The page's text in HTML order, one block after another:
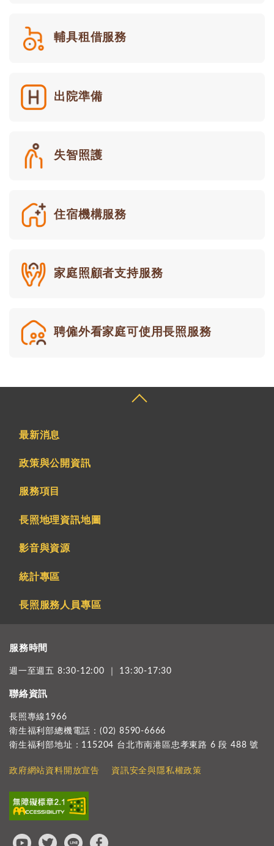
輔具租借服務
出院準備
失智照護
住宿機構服務
家庭照顧者支持服務
聘僱外看家庭可使用長照服務
最新消息
政策與公開資訊
服務項目
長照地理資訊地圖
影音與資源
統計專區
長照服務人員專區
服務時間
週一至週五 8:30-12:00 ｜ 13:30-17:30
聯絡資訊
長照專線1966
衛生福利部總機電話：(02) 8590-6666
衛生福利部地址：115204 台北市南港區忠孝東路 6 段 488 號
政府網站資料開放宣告 資訊安全與隱私權政策